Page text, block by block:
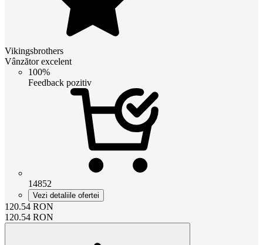
Vikingsbrothers
Vânzător excelent
100%
Feedback pozitiv
14852
Vezi detaliile ofertei
120.54 RON
120.54 RON